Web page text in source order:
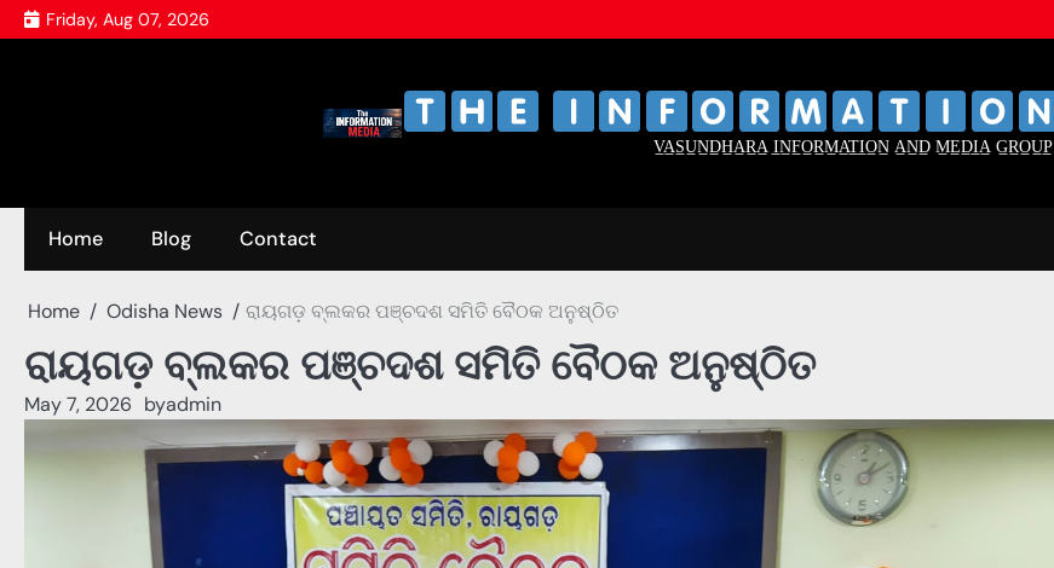
Skip
to
Friday, Aug 07, 2026
V̲A̲S̲U̲N̲D̲H̲A̲R̲A̲ I̲N̲F̲O̲R̲M̲A̲T̲I̲O̲N̲ A̲N̲D̲ M̲E̲D̲I̲A̲ G̲R̲O̲U̲P̲
Home Blog Contact
Home Odisha News ରାୟଗଡ଼ ବ୍ଲକର ପଞ୍ଚଦଶ ସମିତି ବୈଠକ ଅନୁଷ୍ଠିତ
ରାୟଗଡ଼ ବ୍ଲକର ପଞ୍ଚଦଶ ସମିତି ବୈଠକ ଅନୁଷ୍ଠିତ
May 7, 2026 byadmin